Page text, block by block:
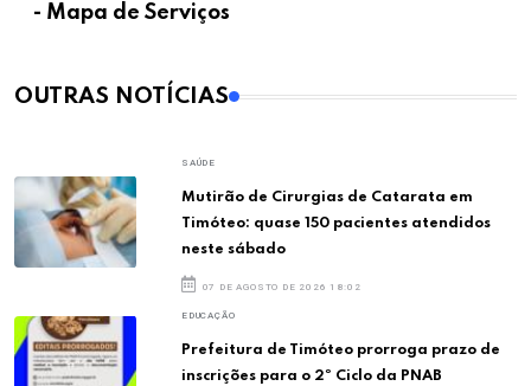
- Mapa de Serviços
OUTRAS NOTÍCIAS
SAÚDE
Mutirão de Cirurgias de Catarata em
Timóteo: quase 150 pacientes atendidos
neste sábado
07 DE AGOSTO DE 2026 18:02
EDUCAÇÃO
Prefeitura de Timóteo prorroga prazo de
inscrições para o 2º Ciclo da PNAB